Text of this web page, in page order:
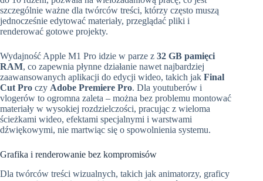
szczególnie ważne dla twórców treści, którzy często muszą
jednocześnie edytować materiały, przeglądać pliki i
renderować gotowe projekty.
Wydajność Apple M1 Pro idzie w parze z 32 GB pamięci
RAM, co zapewnia płynne działanie nawet najbardziej
zaawansowanych aplikacji do edycji wideo, takich jak Final
Cut Pro czy Adobe Premiere Pro. Dla youtuberów i
vlogerów to ogromna zaleta – można bez problemu montować
materiały w wysokiej rozdzielczości, pracując z wieloma
ścieżkami wideo, efektami specjalnymi i warstwami
dźwiękowymi, nie martwiąc się o spowolnienia systemu.
Grafika i renderowanie bez kompromisów
Dla twórców treści wizualnych, takich jak animatorzy, graficy